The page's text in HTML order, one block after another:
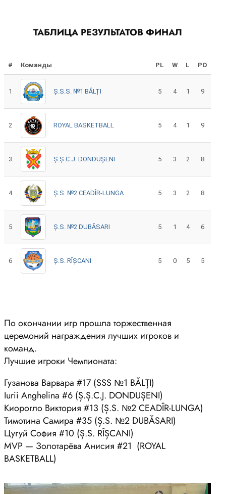
ТАБЛИЦА РЕЗУЛЬТАТОВ ФИНАЛ
# Команды PL W L PO
1 Ș.S.S. №1 BĂLȚI 5 4 1 9
2 ROYAL BASKETBALL 5 4 1 9
3 Ș.Ș.C.J. DONDUȘENI 5 3 2 8
4 Ș.S. №2 CEADÎR-LUNGA 5 3 2 8
5 Ș.S. №2 DUBĂSARI 5 1 4 6
6 Ș.S. RÎȘCANI 5 0 5 5
По окончании игр прошла торжественная
церемоний награждения лучших игроков и
команд.
Лучшие игроки Чемпионата:
Гузанова Варвара #17 (SSS №1 BĂLȚI)
Iurii Anghelina #6 (Ș.Ș.C.J. DONDUȘENI)
Киорогло Виктория #13 (Ș.S. №2 CEADÎR-LUNGA)
Тимотина Самира #35 (Ș.S. №2 DUBĂSARI)
Цугуй София #10 (Ș.S. RÎȘCANI)
MVP — Золотарёва Анисия #21 (ROYAL
BASKETBALL)